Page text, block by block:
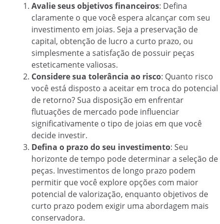
Avalie seus objetivos financeiros: Defina
claramente o que você espera alcançar com seu
investimento em joias. Seja a preservação de
capital, obtenção de lucro a curto prazo, ou
simplesmente a satisfação de possuir peças
esteticamente valiosas.
Considere sua tolerância ao risco: Quanto risco
você está disposto a aceitar em troca do potencial
de retorno? Sua disposição em enfrentar
flutuações de mercado pode influenciar
significativamente o tipo de joias em que você
decide investir.
Defina o prazo do seu investimento: Seu
horizonte de tempo pode determinar a seleção de
peças. Investimentos de longo prazo podem
permitir que você explore opções com maior
potencial de valorização, enquanto objetivos de
curto prazo podem exigir uma abordagem mais
conservadora.